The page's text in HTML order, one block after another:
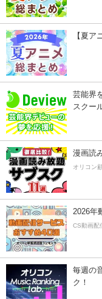
【夏ア
芸能界
スクー
漫画読
オリコン
2026年
CS動画配
毎週の
ク！